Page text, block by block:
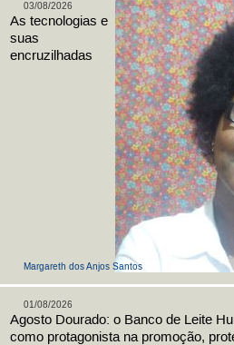
Margareth dos Anjos Santos
03/08/2026
As tecnologias e
suas
encruzilhadas
01/08/2026
Agosto Dourado: o Banco de Leite
como protagonista na promoção,